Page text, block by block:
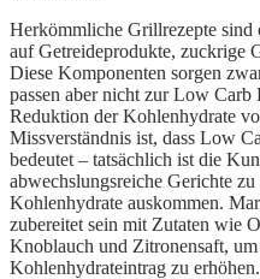
Herkömmliche Grillrezepte
auf Getreideprodukte, zuckrige
Diese Komponenten sorgen
passen aber nicht zur Low Carb
Reduktion der Kohlenhydrate
Missverständnis ist, dass Low
bedeutet – tatsächlich ist die
abwechslungsreiche Gerichte
Kohlenhydrate auskommen.
zubereitet sein mit Zutaten wie
Knoblauch und Zitronensaft,
Kohlenhydrateintrag zu erhöhen.